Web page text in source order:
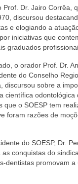
Prof. Dr. Jairo Corrêa,
discursou
e elogiando a
iniciativas que
graduados
o orador Prof. Dr.
do Conselho
discursou sobre a
científica odontológica
que o SOESP tem
foram razões de
do SOESP, Dr.
conquistas do
dentistas promovam a